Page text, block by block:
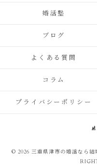
婚活塾
ブログ
よくある質問
コラム
プライバシーポリシー
© 2026 三重県津市の婚活なら